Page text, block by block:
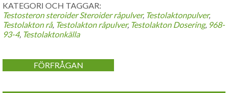
KATEGORI OCH TAGGAR:
Testosteron steroider Steroider råpulver, Testolaktonpulver,
Testolakton rå, Testolakton råpulver, Testolakton Dosering, 968-
93-4, Testolaktonkälla
FÖRFRÅGAN